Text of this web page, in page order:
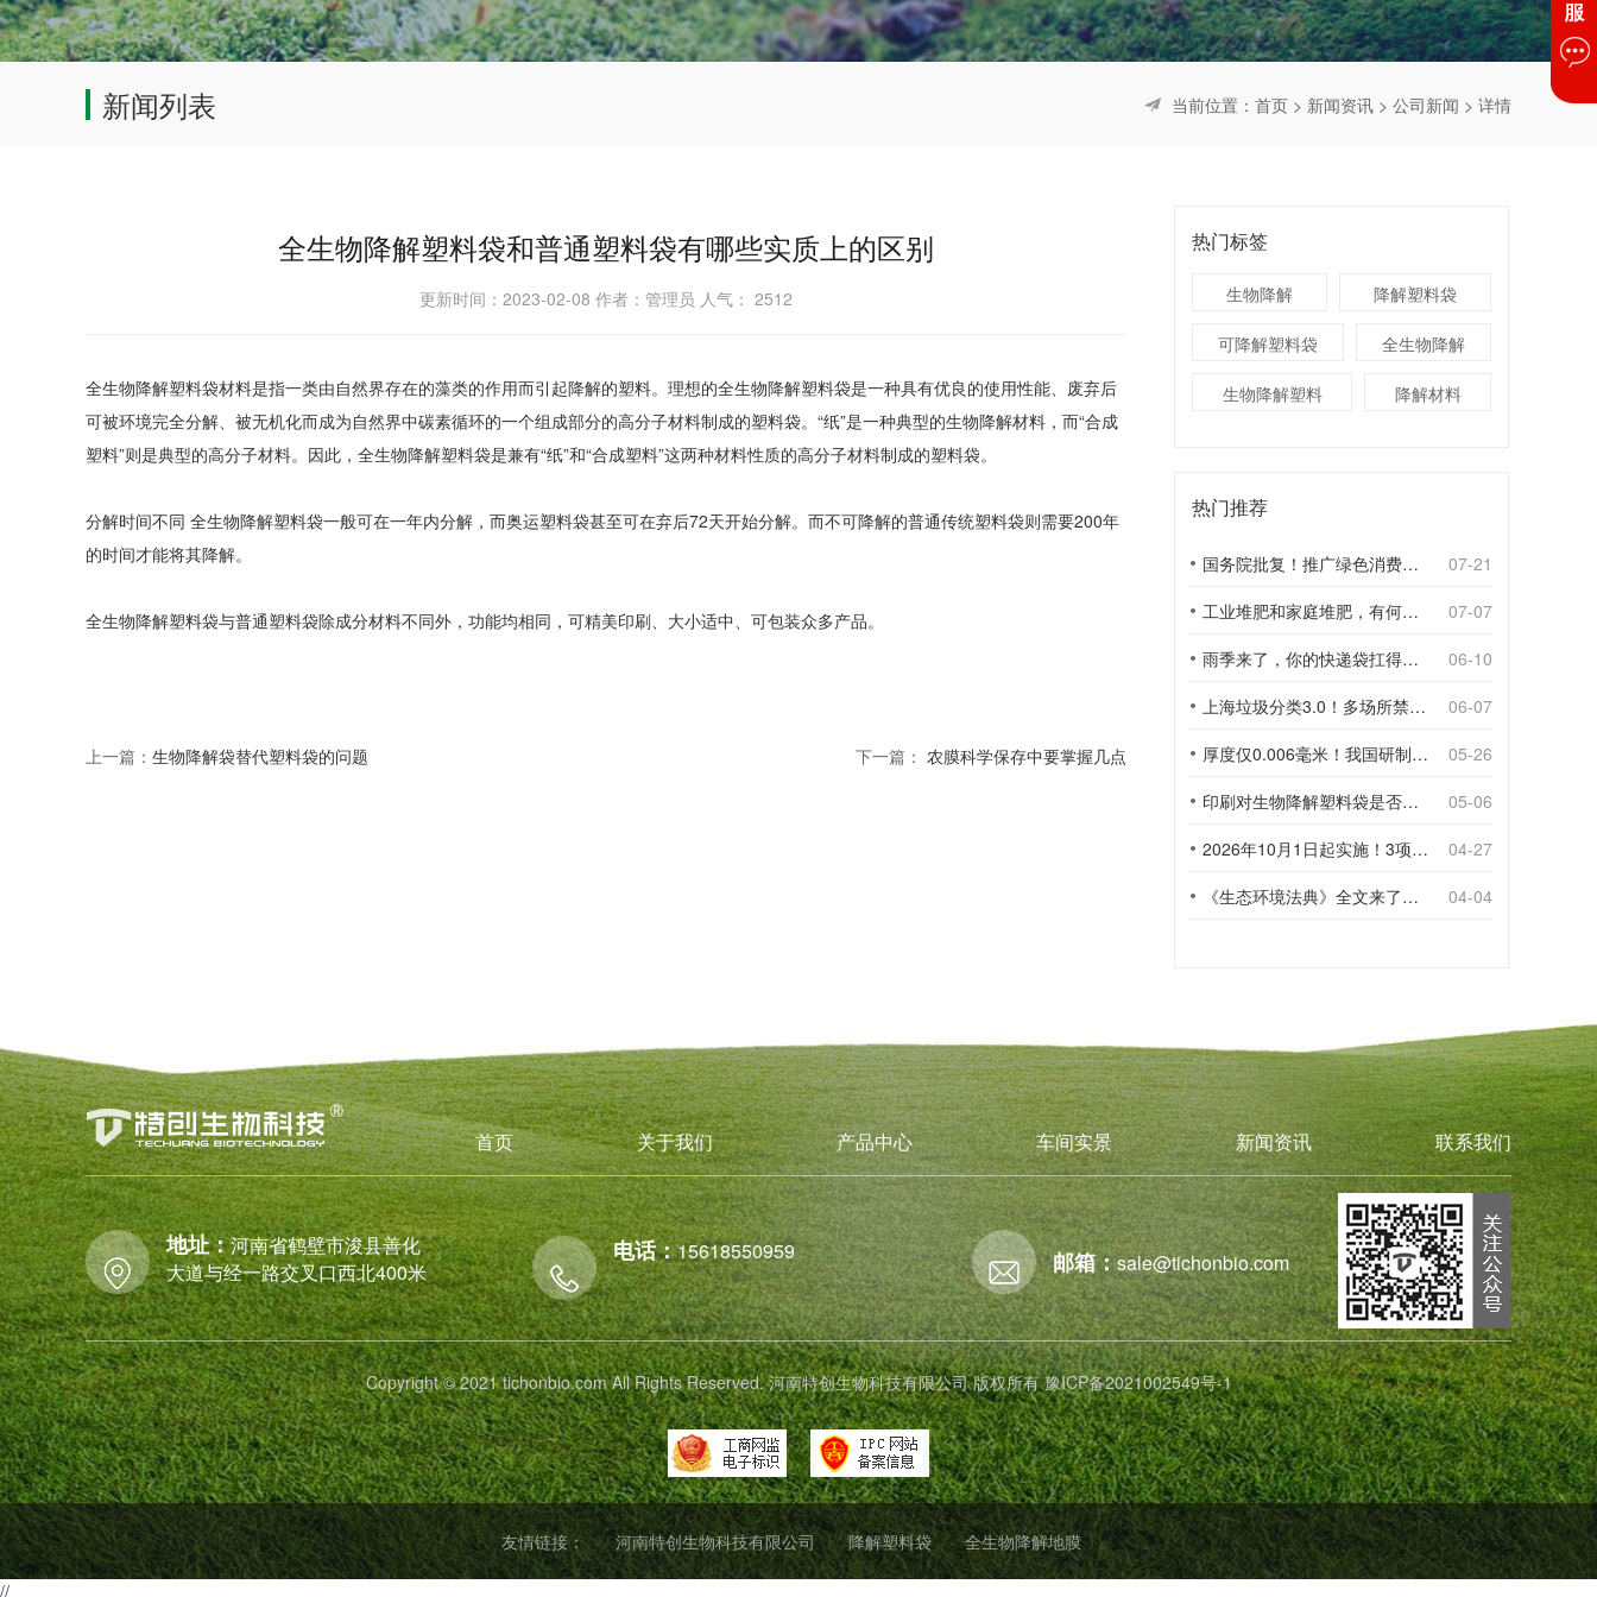
新闻列表 当前位置： 首页 > 新闻资讯 > 公司新闻 > 详情
全生物降解塑料袋和普通塑料袋有哪些实质上的区别
更新时间：2023-02-08 作者：管理员 人气： 2512
全生物降解塑料袋材料是指一类由自然界存在的藻类的作用而引起降解的塑料。理想的全生物降解塑料袋是一种具有优良的使用性能、废弃后
可被环境完全分解、被无机化而成为自然界中碳素循环的一个组成部分的高分子材料制成的塑料袋。“纸”是一种典型的生物降解材料，而“合成
塑料”则是典型的高分子材料。因此，全生物降解塑料袋是兼有“纸”和“合成塑料”这两种材料性质的高分子材料制成的塑料袋。
分解时间不同 全生物降解塑料袋一般可在一年内分解，而奥运塑料袋甚至可在弃后72天开始分解。而不可降解的普通传统塑料袋则需要200年
的时间才能将其降解。
全生物降解塑料袋与普通塑料袋除成分材料不同外，功能均相同，可精美印刷、大小适中、可包装众多产品。
上一篇： 生物降解袋替代塑料袋的问题 下一篇： 农膜科学保存中要掌握几点
热门标签
生物降解 降解塑料袋
可降解塑料袋 全生物降解
生物降解塑料 降解材料
热门推荐
国务院批复！推广绿色消费，引导使用环保可降解包装材料
07-21
工业堆肥和家庭堆肥，有何不同？
07-07
雨季来了，你的快递袋扛得住吗？
06-10
上海垃圾分类3.0！多场所禁止使用一次性塑料袋；推动快递包装绿色转型
06-07
厚度仅0.006毫米！我国研制出超薄型全生物降解渗水地膜
05-26
印刷对生物降解塑料袋是否构成影响？
05-06
2026年10月1日起实施！3项生物降解能力检测新国标
04-27
《生态环境法典》全文来了！降解材料、生物基应用与包装环保规范
04-04
首页 关于我们 产品中心 车间实景 新闻资讯 联系我们
地址：河南省鹤壁市浚县善化
大道与经一路交叉口西北400米
电话：15618550959 邮箱：sale@tichonbio.com
Copyright © 2021 tichonbio.com All Rights Reserved. 河南特创生物科技有限公司 版权所有豫ICP备2021002549号-1
友情链接： 河南特创生物科技有限公司 降解塑料袋 全生物降解地膜
//